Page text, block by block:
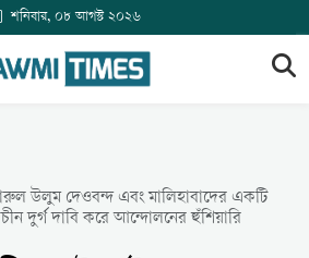
শনিবার, ০৮ আগস্ট ২০২৬
উলুম দেওবন্দ এবং মালিহাবাদের একটি
দুর্গ দাবি করে আন্দোলনের হুঁশিয়ারি